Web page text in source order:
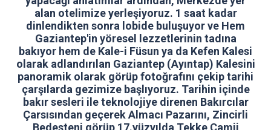
alan otelimize yerleşiyoruz. 1 saat kadar
dinlendikten sonra lobide buluşuyor ve Hem
Gaziantep'in yöresel lezzetlerinin tadına
bakıyor hem de Kale-i Füsun ya da Kefen Kalesi
olarak adlandırılan Gaziantep (Ayıntap) Kalesini
panoramik olarak görüp fotoğrafını çekip tarihi
çarşılarda gezimize başlıyoruz. Tarihin içinde
bakır sesleri ile teknolojiye direnen Bakırcılar
Çarsısından geçerek Almacı Pazarını, Zincirli
Bedesteni görüp 17.yüzyılda Tekke Camii